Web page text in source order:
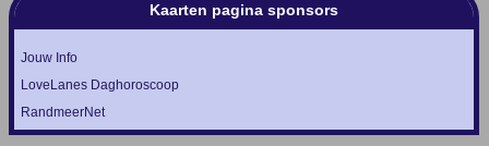
Kaarten pagina sponsors
Jouw Info
LoveLanes Daghoroscoop
RandmeerNet